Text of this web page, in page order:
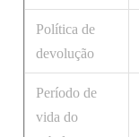
Política de
devolução
Período de
vida do